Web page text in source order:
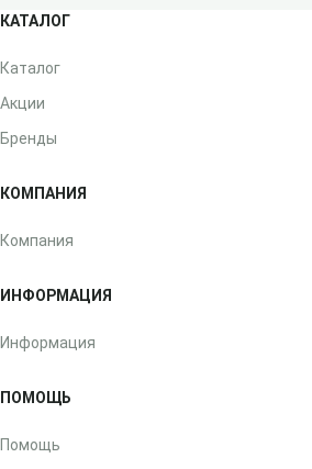
КАТАЛОГ
Каталог
Акции
Бренды
КОМПАНИЯ
Компания
ИНФОРМАЦИЯ
Информация
ПОМОЩЬ
Помощь